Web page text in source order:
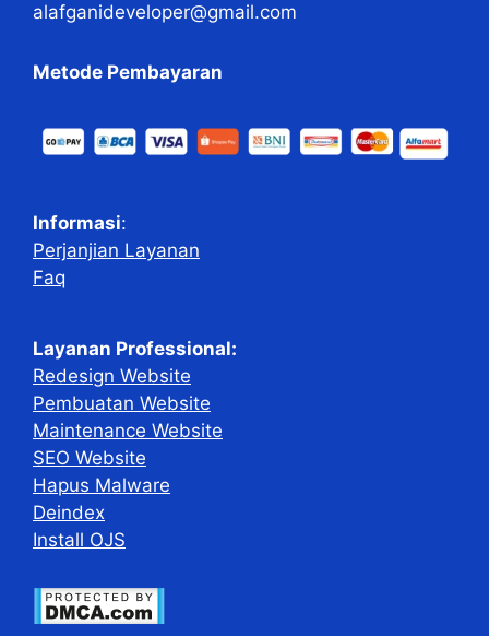
alafganideveloper@gmail.com
Metode Pembayaran
Informasi:
Perjanjian Layanan
Faq
Layanan Professional:
Redesign Website
Pembuatan Website
Maintenance Website
SEO Website
Hapus Malware
Deindex
Install OJS